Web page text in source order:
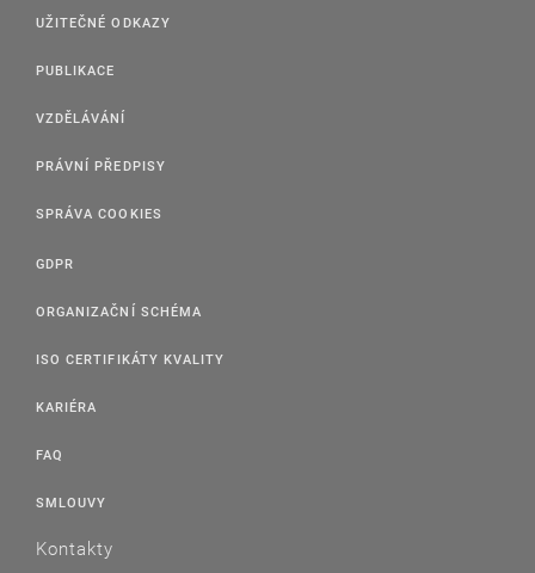
UŽITEČNÉ ODKAZY
PUBLIKACE
VZDĚLÁVÁNÍ
PRÁVNÍ PŘEDPISY
SPRÁVA COOKIES
GDPR
ORGANIZAČNÍ SCHÉMA
ISO CERTIFIKÁTY KVALITY
KARIÉRA
FAQ
SMLOUVY
Kontakty